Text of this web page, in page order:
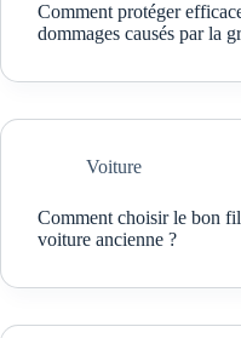
Comment protéger
dommages causés par la
Voiture
Comment choisir le bon
voiture ancienne ?